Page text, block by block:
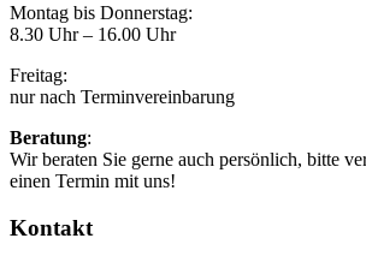
Montag bis Donnerstag:
8.30 Uhr – 16.00 Uhr
Freitag:
nur nach Terminvereinbarung
Beratung:
Wir beraten Sie gerne auch persönlich, bitte
einen Termin mit uns!
Kontakt